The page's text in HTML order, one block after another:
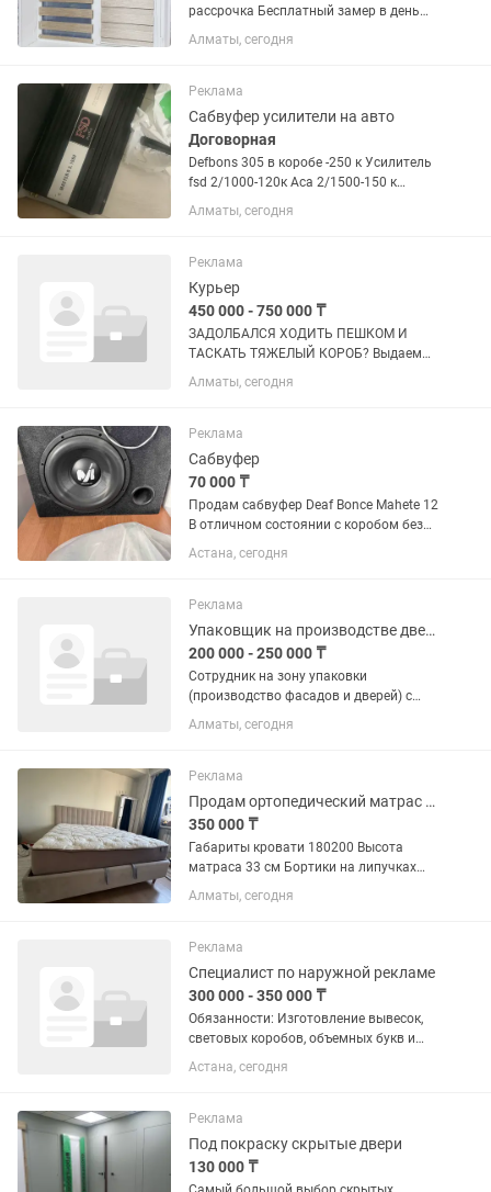
рассрочка Бесплатный замер в день
обращения Ролл-шторы в коробе Ролл-
шторы однотонные мини Рулонные
кассетном механизме...
Алматы, сегодня
Реклама
Сабвуфер усилители на авто
Договорная
Defbons 305 в коробе -250 к Усилитель
fsd 2/1000-120к Аса 2/1500-150 к
ремонтный
Алматы, сегодня
Реклама
Курьер
450 000 - 750 000 ₸
ЗАДОЛБАЛСЯ ХОДИТЬ ПЕШКОМ И
ТАСКАТЬ ТЯЖЕЛЫЙ КОРОБ? Выдаем
мощные ЭЛЕКТРОВЕЛОСИПЕДЫ для
работы в Яндекс . Велик едет сам - ноги
больше, денег больше! ДОХОД: до 25
000...
Алматы, сегодня
Реклама
Сабвуфер
70 000 ₸
Продам сабвуфер Deaf Bonce Mahete 12
В отличном состоянии с коробом без
ремонтам
Астана, сегодня
Реклама
Упаковщик на производстве дверей и фасадов
200 000 - 250 000 ₸
Сотрудник на зону упаковки
(производство фасадов и дверей) с
функцией помощника в сборке дверей
скрытого монтажа Обязанности: •
Алматы, сегодня
Реклама
Продам ортопедический матрас с кроватью
350 000 ₸
Габариты кровати 180200 Высота
матраса 33 см Бортики на липучках
снимаются и можно стирать в
машинке Кровать Beyosa Claire Матрас
эксплуатации 1,5 года Идеально для...
Алматы, сегодня
Реклама
Специалист по наружной рекламе
300 000 - 350 000 ₸
Обязанности: Изготовление вывесок,
световых коробов, объемных букв и
рекламных конструкций. Сборка
изделий из ПВХ, акрила, композита,
и демонтаж наружной...
Астана, сегодня
Реклама
Под покраску скрытые двери
130 000 ₸